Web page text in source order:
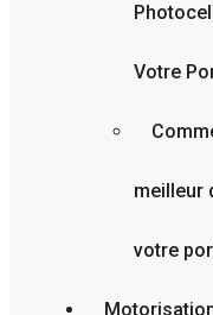
Votre
meilleur
votre